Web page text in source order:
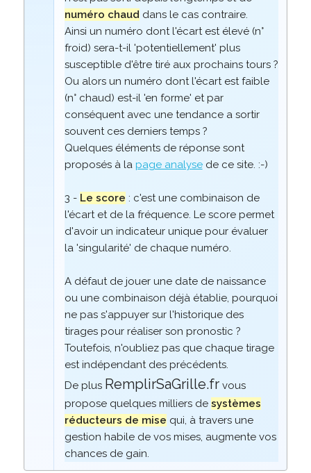
numéro chaud dans le cas contraire.
Ainsi un numéro dont l'écart est élevé (n°
froid) sera-t-il 'potentiellement' plus
susceptible d'être tiré aux prochains tours ?
Ou alors un numéro dont l'écart est faible
(n° chaud) est-il 'en forme' et par
conséquent avec une tendance a sortir
souvent ces derniers temps ?
Quelques éléments de réponse sont
proposés à la page analysede ce site. :-)
3 - Le score : c'est une combinaison de
l'écart et de la fréquence. Le score permet
d'avoir un indicateur unique pour évaluer
la 'singularité' de chaque numéro.
A défaut de jouer une date de naissance
ou une combinaison déjà établie, pourquoi
ne pas s'appuyer sur l'historique des
tirages pour réaliser son pronostic ?
Toutefois, n'oubliez pas que chaque tirage
est indépendant des précédents.
De plus RemplirSaGrille.frvous
propose quelques milliers de systèmes
réducteurs de mise qui, à travers une
gestion habile de vos mises, augmente vos
chances de gain.